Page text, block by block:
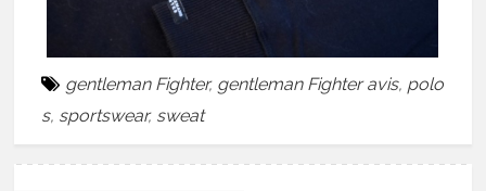
gentleman Fighter, gentleman Fighter avis, polo
s, sportswear, sweat